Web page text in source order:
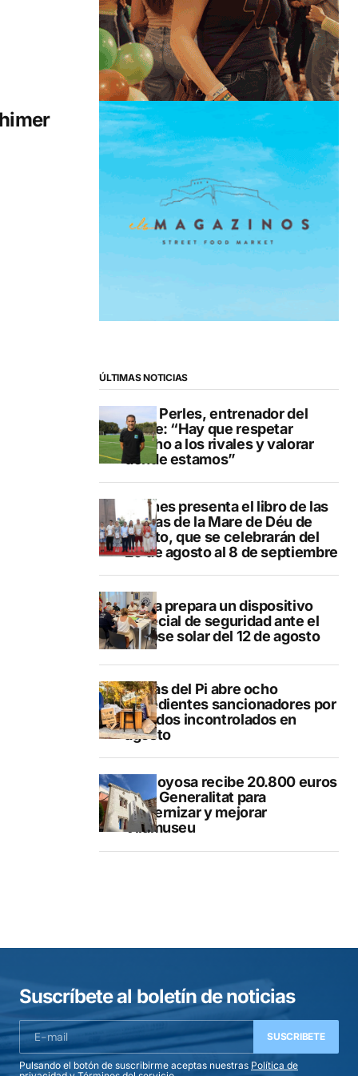
ÚLTIMAS NOTICIAS
Pere Perles, entrenador del
Calpe: “Hay que respetar
mucho a los rivales y valorar
dónde estamos”
Duanes presenta el libro de las
fiestas de la Mare de Déu de
Loreto, que se celebrarán del
29 de agosto al 8 de septiembre
Xàbia prepara un dispositivo
especial de seguridad ante el
eclipse solar del 12 de agosto
L’Alfàs del Pi abre ocho
expedientes sancionadores por
vertidos incontrolados en
agosto
Villajoyosa recibe 20.800 euros
de la Generalitat para
modernizar y mejorar
Vilamuseu
Suscríbete al boletín de noticias
SUSCRIBETE
Pulsando el botón de suscribirme aceptas nuestras Política de